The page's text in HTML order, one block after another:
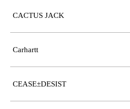
CACTUS JACK
Carhartt
CEASE±DESIST